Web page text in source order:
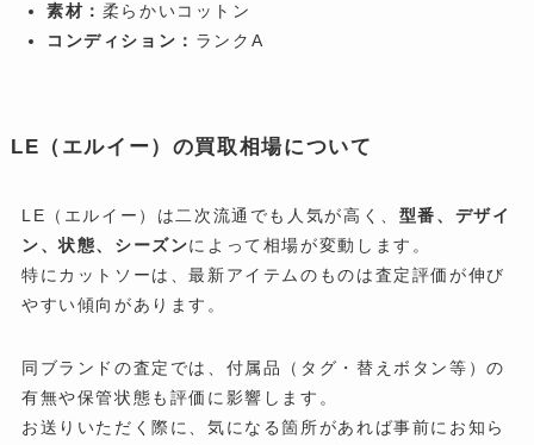
素材： 柔らかいコットン
コンディション： ランクA
LE（エルイー）の買取相場について
LE（エルイー）は二次流通でも人気が高く、 型番、デザイ
ン、状態、シーズンによって相場が変動します。
特にカットソーは、最新アイテムのものは査定評価が伸び
やすい傾向があります。
同ブランドの査定では、付属品（タグ・替えボタン等）の
有無や保管状態も評価に影響します。
お送りいただく際に、気になる箇所があれば事前にお知ら